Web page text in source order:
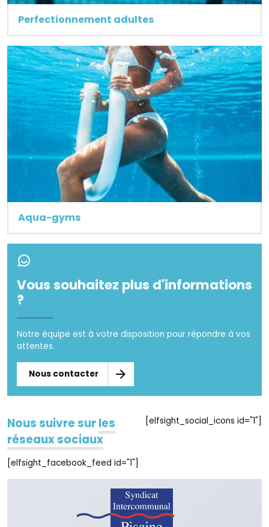
Perfectionnement adultes
Aqua-gyms
Vous souhaitez plus d'informations
?
Notre équipe est à votre disposition pour répondre à vos
attentes.
Nous contacter
Nous suivre sur les
réseaux sociaux
[elfsight_social_icons id="1"]
[elfsight_facebook_feed id="1"]